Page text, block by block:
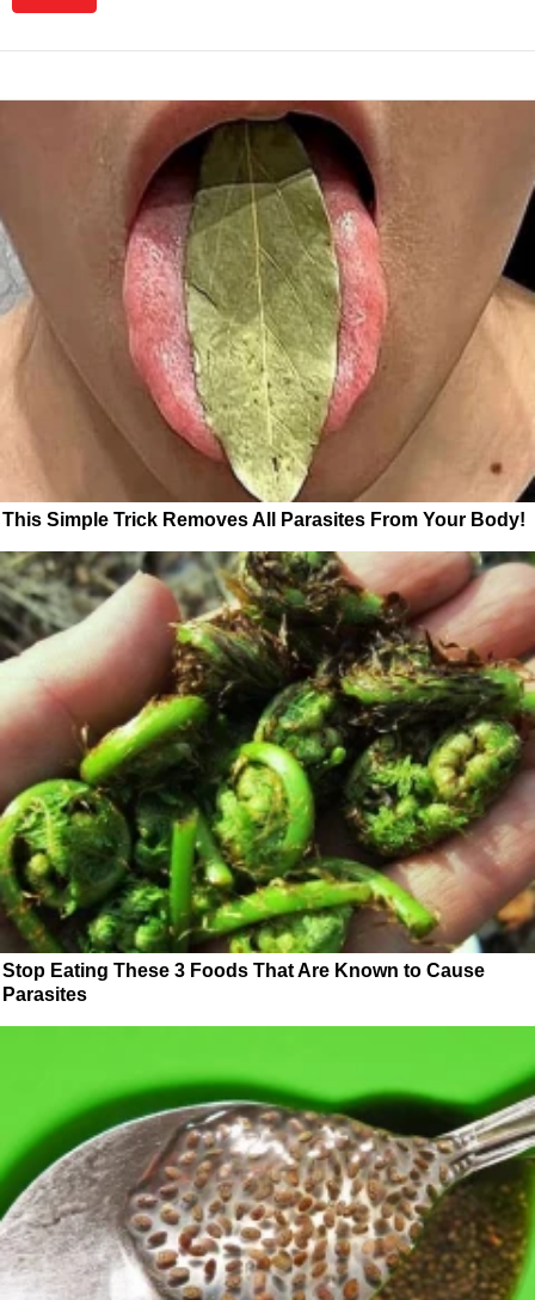
This Simple Trick Removes All Parasites From Your Body!
Stop Eating These 3 Foods That Are Known to Cause
Parasites